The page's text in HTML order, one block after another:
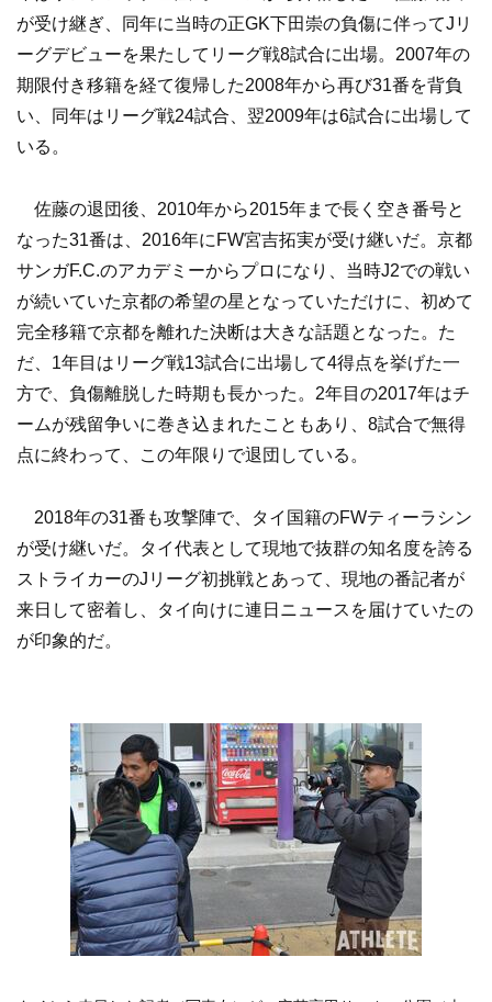
が受け継ぎ、同年に当時の正GK下田崇の負傷に伴ってJリ
ーグデビューを果たしてリーグ戦8試合に出場。2007年の
期限付き移籍を経て復帰した2008年から再び31番を背負
い、同年はリーグ戦24試合、翌2009年は6試合に出場して
いる。
佐藤の退団後、2010年から2015年まで長く空き番号と
なった31番は、2016年にFW宮吉拓実が受け継いだ。京都
サンガF.C.のアカデミーからプロになり、当時J2での戦い
が続いていた京都の希望の星となっていただけに、初めて
完全移籍で京都を離れた決断は大きな話題となった。た
だ、1年目はリーグ戦13試合に出場して4得点を挙げた一
方で、負傷離脱した時期も長かった。2年目の2017年はチ
ームが残留争いに巻き込まれたこともあり、8試合で無得
点に終わって、この年限りで退団している。
2018年の31番も攻撃陣で、タイ国籍のFWティーラシン
が受け継いだ。タイ代表として現地で抜群の知名度を誇る
ストライカーのJリーグ初挑戦とあって、現地の番記者が
来日して密着し、タイ向けに連日ニュースを届けていたの
が印象的だ。